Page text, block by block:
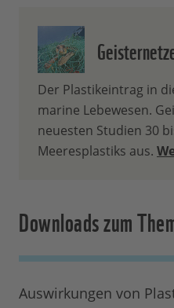
Der Plastikeintrag in
marine Lebewesen.
neuesten Studien 30
Meeresplastiks aus.
Downloads zum
Auswirkungen von